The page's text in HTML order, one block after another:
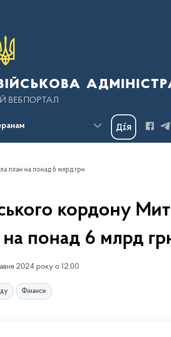
ВЕБПОРТАЛ
план на понад 6 млрд грн
кордону
понад 6 млрд
2024 року о 12:00
Фінанси